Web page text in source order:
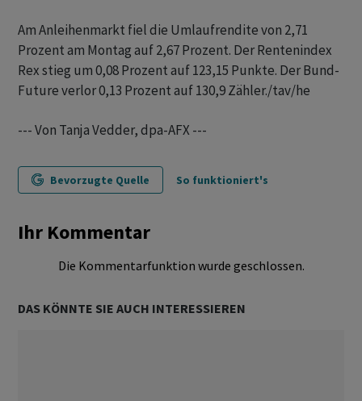
Am Anleihenmarkt fiel die Umlaufrendite von 2,71
Prozent am Montag auf 2,67 Prozent. Der Rentenindex
Rex stieg um 0,08 Prozent auf 123,15 Punkte. Der Bund-
Future verlor 0,13 Prozent auf 130,9 Zähler./tav/he
--- Von Tanja Vedder, dpa-AFX ---
Bevorzugte Quelle So funktioniert's
Ihr Kommentar
Die Kommentarfunktion wurde geschlossen.
DAS KÖNNTE SIE AUCH INTERESSIEREN